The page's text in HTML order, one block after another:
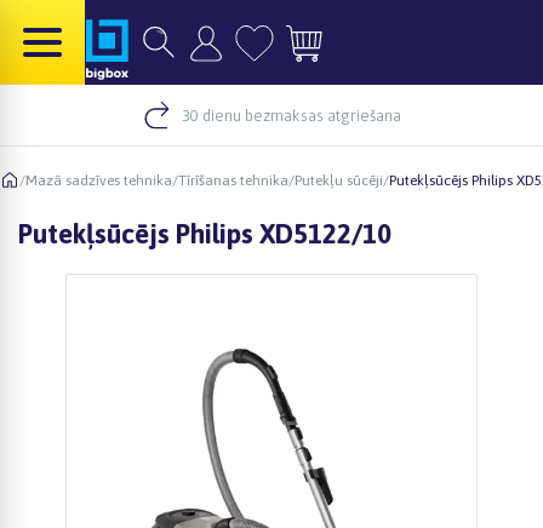
30 dienu bezmaksas atgriešana
/Mazā sadzīves tehnika/Tīrīšanas tehnika/Putekļu sūcēji/Putekļsūcējs Philips
Putekļsūcējs Philips XD5122/10